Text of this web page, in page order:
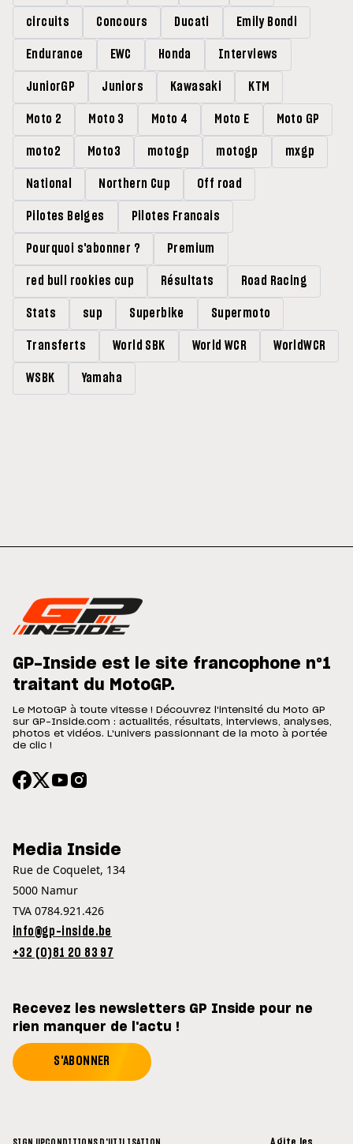
circuits Concours Ducati Emily Bondi
Endurance EWC Honda Interviews
JuniorGP Juniors Kawasaki KTM
Moto 2 Moto 3 Moto 4 Moto E Moto GP
moto2 Moto3 motogp motogp mxgp
National Northern Cup Off road
Pilotes Belges Pilotes Francais
Pourquoi s'abonner ? Premium
red bull rookies cup Résultats Road Racing
Stats sup Superbike Supermoto
Transferts World SBK World WCR WorldWCR
WSBK Yamaha
GP-Inside est le site francophone n°1
traitant du MotoGP.
Le MotoGP à toute vitesse ! Découvrez l'intensité du Moto GP
sur GP-Inside.com : actualités, résultats, interviews, analyses,
photos et vidéos. L'univers passionnant de la moto à portée
de clic !
Media Inside
Rue de Coquelet, 134
5000 Namur
TVA 0784.921.426
info@gp-inside.be
+32 (0)81 20 83 97
Recevez les newsletters GP Inside pour ne
rien manquer de l'actu !
S'ABONNER